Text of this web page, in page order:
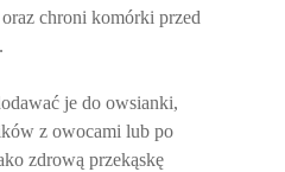
chroni komórki przed
je do owsianki,
z owocami lub po
zdrową przekąskę